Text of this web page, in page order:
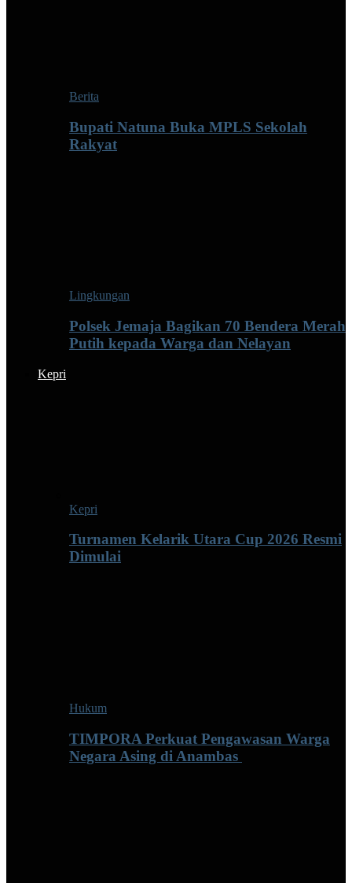
Berita
Bupati Natuna Buka MPLS Sekolah
Rakyat
Lingkungan
Polsek Jemaja Bagikan 70 Bendera Merah
Putih kepada Warga dan Nelayan
Kepri
Kepri
Turnamen Kelarik Utara Cup 2026 Resmi
Dimulai
Hukum
TIMPORA Perkuat Pengawasan Warga
Negara Asing di Anambas ‎